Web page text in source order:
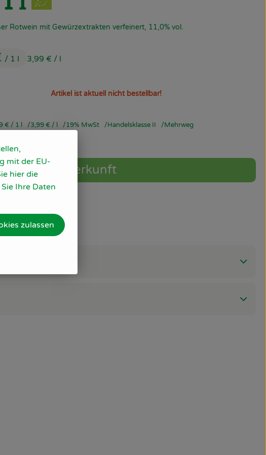
l
Rotwein mit Gewürzextrakten verfeinert, 11,0% vol.
/ 1 l 3,99 € / l
Artikel ist aktuell nicht bestellbar!
€ / 1 l 3,99 € / l 19% MwSt Handelsklasse II Mehrweg
Herkunft
mit der EU-
hier die
Ihre Daten
zulassen